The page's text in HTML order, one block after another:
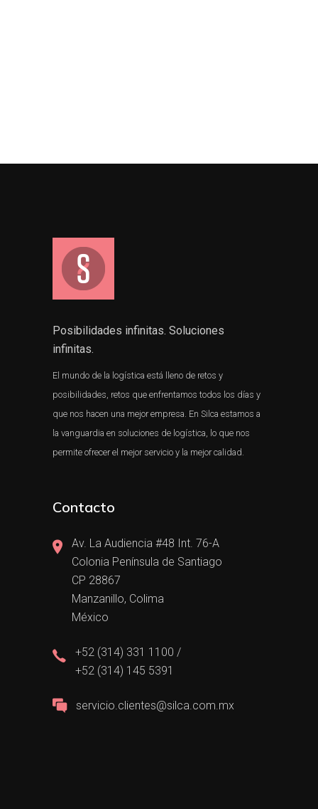
Posibilidades infinitas. Soluciones
infinitas.
El mundo de la logística está lleno de retos y
posibilidades, retos que enfrentamos todos los días y
que nos hacen una mejor empresa. En Silca estamos a
la vanguardia en soluciones de logística, lo que nos
permite ofrecer el mejor servicio y la mejor calidad.
Contacto
Av. La Audiencia #48 Int. 76-A
Colonia Península de Santiago
CP 28867
Manzanillo, Colima
México
+52 (314) 331 1100 /
+52 (314) 145 5391
servicio.clientes@silca.com.mx